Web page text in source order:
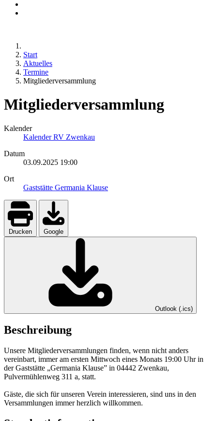
Start
Aktuelles
Termine
Mitgliederversammlung
Mitgliederversammlung
Kalender
Kalender RV Zwenkau
Datum
03.09.2025 19:00
Ort
Gaststätte Germania Klause
Drucken Google
Outlook (.ics)
Beschreibung
Unsere Mitgliederversammlungen finden, wenn nicht anders
vereinbart, immer am ersten Mittwoch eines Monats 19:00 Uhr in
der Gaststätte „Germania Klause” in 04442 Zwenkau,
Pulvermühlenweg 311 a, statt.
Gäste, die sich für unseren Verein interessieren, sind uns in den
Versammlungen immer herzlich willkommen.